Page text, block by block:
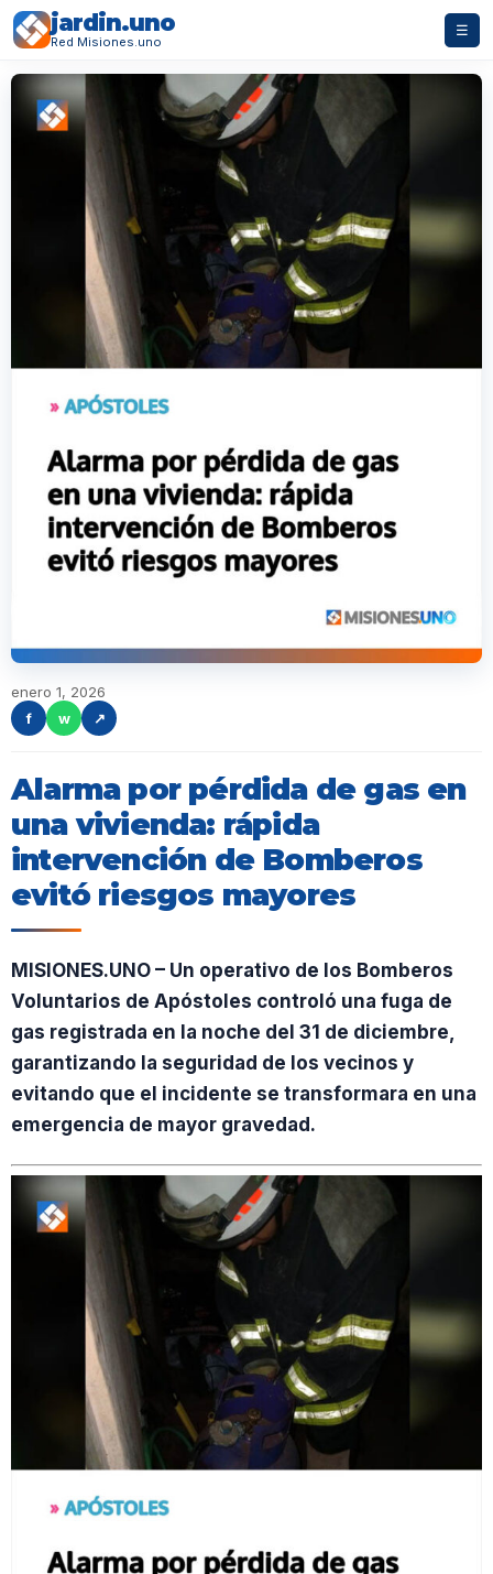
jardin.uno
Red Misiones.uno
☰
enero 1, 2026
f
w ↗
Alarma por pérdida de gas en
una vivienda: rápida
intervención de Bomberos
evitó riesgos mayores
MISIONES.UNO – Un operativo de los Bomberos
Voluntarios de Apóstoles controló una fuga de
gas registrada en la noche del 31 de diciembre,
garantizando la seguridad de los vecinos y
evitando que el incidente se transformara en una
emergencia de mayor gravedad.